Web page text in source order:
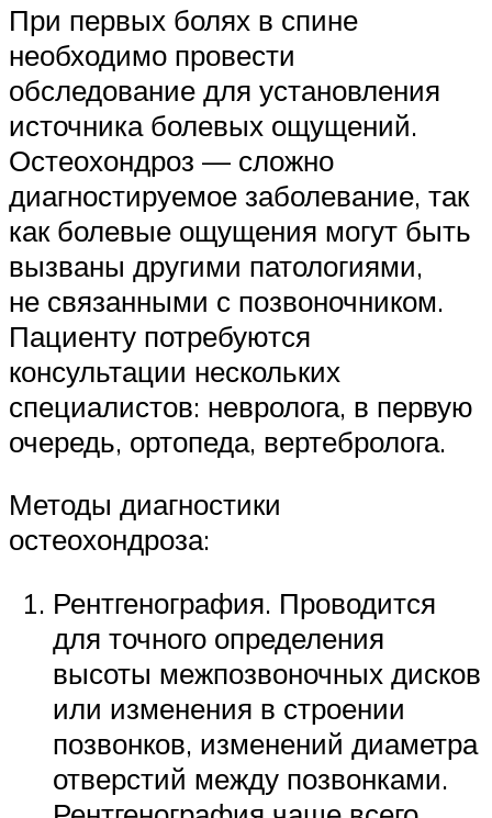
При первых болях в спине
необходимо провести
обследование для установления
источника болевых ощущений.
Остеохондроз — сложно
диагностируемое заболевание, так
как болевые ощущения могут быть
вызваны другими патологиями,
не связанными с позвоночником.
Пациенту потребуются
консультации нескольких
специалистов: невролога, в первую
очередь, ортопеда, вертебролога.
Методы диагностики
остеохондроза:
Рентгенография. Проводится
для точного определения
высоты межпозвоночных дисков
или изменения в строении
позвонков, изменений диаметра
отверстий между позвонками.